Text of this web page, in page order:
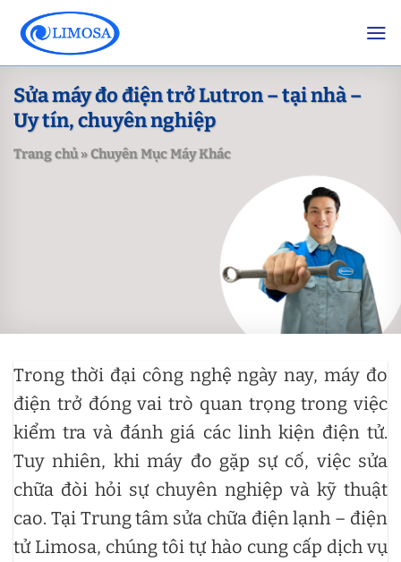
content
Sửa máy đo điện trở Lutron – tại nhà –
Uy tín, chuyên nghiệp
Trang chủ»Chuyên Mục Máy Khác
Trong thời đại công nghệ ngày nay, máy đo
điện trở đóng vai trò quan trọng trong việc
kiểm tra và đánh giá các linh kiện điện tử.
Tuy nhiên, khi máy đo gặp sự cố, việc sửa
chữa đòi hỏi sự chuyên nghiệp và kỹ thuật
cao. Tại Trung tâm sửa chữa điện lạnh – điện
tử Limosa, chúng tôi tự hào cung cấp dịch vụ